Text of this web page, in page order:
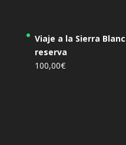
Viaje a la Sierra
reserva
100,00€